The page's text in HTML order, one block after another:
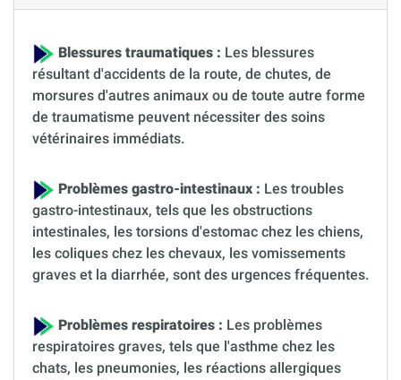
Blessures traumatiques : Les blessures
résultant d'accidents de la route, de chutes, de
morsures d'autres animaux ou de toute autre forme
de traumatisme peuvent nécessiter des soins
vétérinaires immédiats.
Problèmes gastro-intestinaux : Les troubles
gastro-intestinaux, tels que les obstructions
intestinales, les torsions d'estomac chez les chiens,
les coliques chez les chevaux, les vomissements
graves et la diarrhée, sont des urgences fréquentes.
Problèmes respiratoires : Les problèmes
respiratoires graves, tels que l'asthme chez les
chats, les pneumonies, les réactions allergiques